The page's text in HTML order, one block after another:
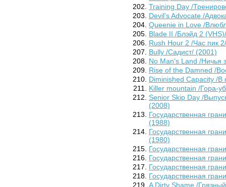
Training Day /
Devil's Advocate /
Queenie in Love /
Blade II /Блэйд 2
Rush Hour 2 /Час пик
Bully /Садист/ (2001)
No Man's Land /Ничья
Rise of the Damned /
Diminished Capacity /В
Killer mountain /Гора-
Senior Skip Day /
(2008)
Государственная
(1988)
Государственная
(1980)
Государственная
Государственная
Государственная
Государственная
A Dirty Shame /